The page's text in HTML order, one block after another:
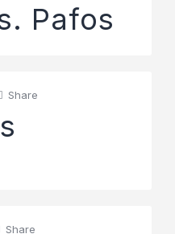
Pafos
Share
Share